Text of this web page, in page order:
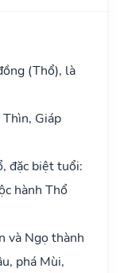
(Thổ), là
Giáp
đặc biệt tuổi:
hành Thổ
và Ngọ thành
phá Mùi,